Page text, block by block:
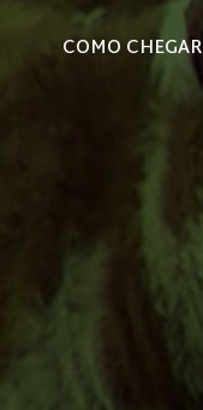
COMO CHEGAR